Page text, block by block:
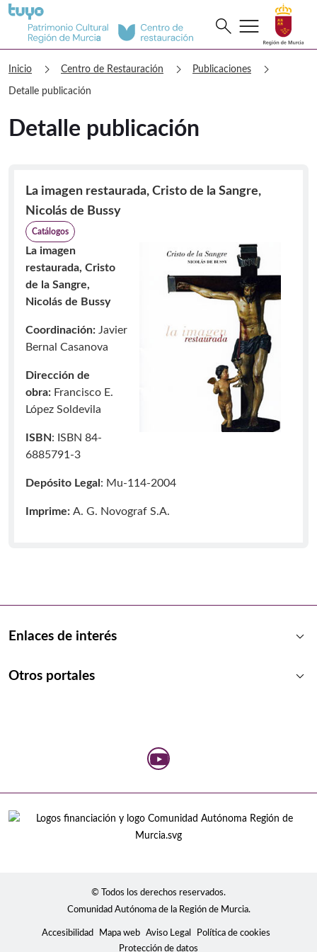
Centro de Restauración Detalle
Buscar
search menu
Inicio chevron_right Centro de Restauración chevron_right Publicaciones chevron_right
Detalle publicación
Detalle publicación
La imagen restaurada, Cristo de la Sangre,
Nicolás de Bussy
Catálogos
La imagen
restaurada, Cristo
de la Sangre,
Nicolás de Bussy
Coordinación: Javier
Bernal Casanova
Dirección de
obra: Francisco E.
López Soldevila
ISBN: ISBN 84-
6885791-3
Depósito Legal : Mu-114-2004
Imprime: A. G. Novograf S.A.
Enlaces de interés keyboard_arrow_down
Otros portales keyboard_arrow_down
© Todos los derechos reservados.
Comunidad Autónoma de la Región de Murcia.
Accesibilidad Mapa web Aviso Legal
Política de cookies
Protección de datos